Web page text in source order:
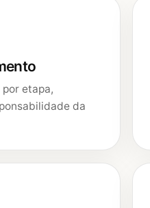
etapa,
da